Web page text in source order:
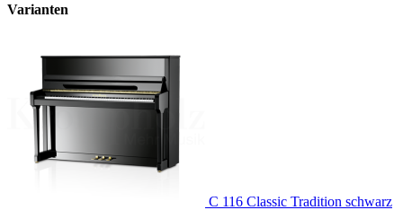
Varianten
C 116 Classic Tradition schwarz